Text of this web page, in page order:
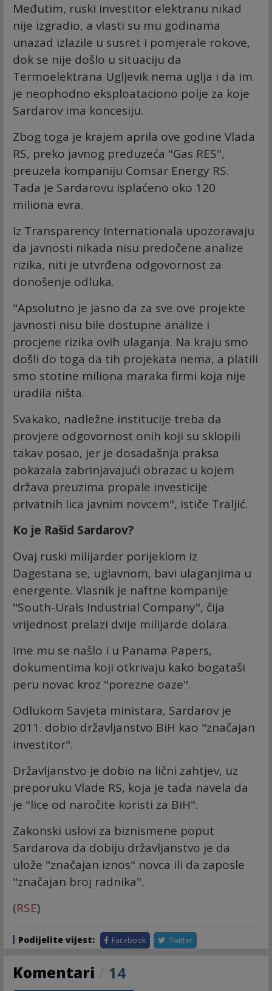
Međutim, ruski investitor elektranu nikad
nije izgradio, a vlasti su mu godinama
unazad izlazile u susret i pomjerale rokove,
dok se nije došlo u situaciju da
Termoelektrana Ugljevik nema uglja i da im
je neophodno eksploataciono polje za koje
Sardarov ima koncesiju.
Zbog toga je krajem aprila ove godine Vlada
RS, preko javnog preduzeća "Gas RES",
preuzela kompaniju Comsar Energy RS.
Tada je Sardarovu isplaćeno oko 120
miliona evra.
Iz Transparency Internationala upozoravaju
da javnosti nikada nisu predočene analize
rizika, niti je utvrđena odgovornost za
donošenje odluka.
"Apsolutno je jasno da za sve ove projekte
javnosti nisu bile dostupne analize i
procjene rizika ovih ulaganja. Na kraju smo
došli do toga da tih projekata nema, a platili
smo stotine miliona maraka firmi koja nije
uradila ništa.
Svakako, nadležne institucije treba da
provjere odgovornost onih koji su sklopili
takav posao, jer je dosadašnja praksa
pokazala zabrinjavajući obrazac u kojem
država preuzima propale investicije
privatnih lica javnim novcem", ističe Traljić.
Ko je Rašid Sardarov?
Ovaj ruski milijarder porijeklom iz
Dagestana se, uglavnom, bavi ulaganjima u
energente. Vlasnik je naftne kompanije
"South-Urals Industrial Company", čija
vrijednost prelazi dvije milijarde dolara.
Ime mu se našlo i u Panama Papers,
dokumentima koji otkrivaju kako bogataši
peru novac kroz "porezne oaze".
Odlukom Savjeta ministara, Sardarov je
2011. dobio državljanstvo BiH kao "značajan
investitor".
Državljanstvo je dobio na lični zahtjev, uz
preporuku Vlade RS, koja je tada navela da
je "lice od naročite koristi za BiH".
Zakonski uslovi za biznismene poput
Sardarova da dobiju državljanstvo je da
ulože "značajan iznos" novca ili da zaposle
"značajan broj radnika".
(RSE)
Podijelite vijest: Facebook Twitter
Komentari 14